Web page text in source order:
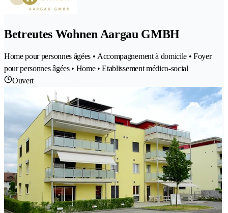
Betreutes Wohnen Aargau GMBH
Home pour personnes âgées • Accompagnement à domicile • Foyer
pour personnes âgées • Home • Etablissement médico-social
Ouvert